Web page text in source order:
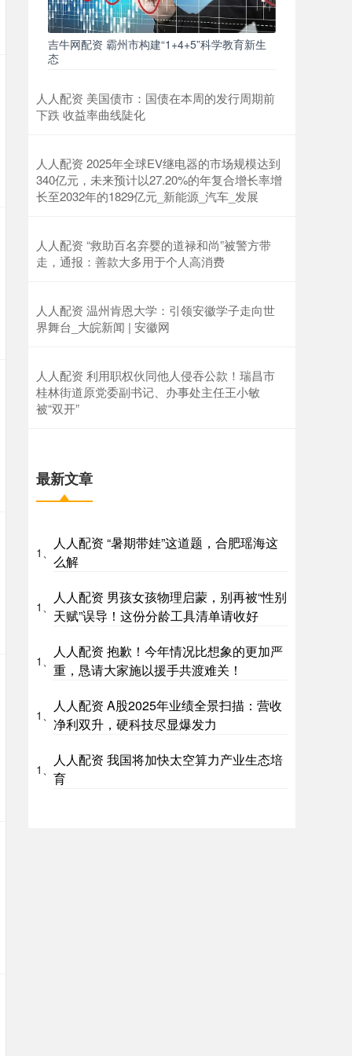
吉牛网配资 霸州市构建“1+4+5”科学教育新生
态
人人配资 美国债市：国债在本周的发行周期前
下跌 收益率曲线陡化
人人配资 2025年全球EV继电器的市场规模达到
340亿元，未来预计以27.20%的年复合增长率增
长至2032年的1829亿元_新能源_汽车_发展
人人配资 “救助百名弃婴的道禄和尚”被警方带
走，通报：善款大多用于个人高消费
人人配资 温州肯恩大学：引领安徽学子走向世
界舞台_大皖新闻 | 安徽网
人人配资 利用职权伙同他人侵吞公款！瑞昌市
桂林街道原党委副书记、办事处主任王小敏
被“双开”
最新文章
1、
人人配资 “暑期带娃”这道题，合肥瑶海这
么解
1、
人人配资 男孩女孩物理启蒙，别再被“性别
天赋”误导！这份分龄工具清单请收好
1、
人人配资 抱歉！今年情况比想象的更加严
重，恳请大家施以援手共渡难关！
1、
人人配资 A股2025年业绩全景扫描：营收
净利双升，硬科技尽显爆发力
1、
人人配资 我国将加快太空算力产业生态培
育